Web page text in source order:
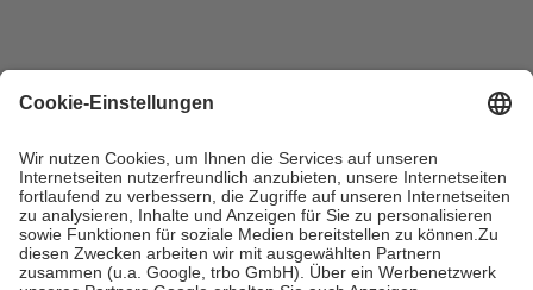
freiÖl Augencreme GOLD 15 ml Augencreme